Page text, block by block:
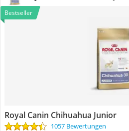
Bestseller
Royal Canin Chihuahua Junior
1057 Bewertungen